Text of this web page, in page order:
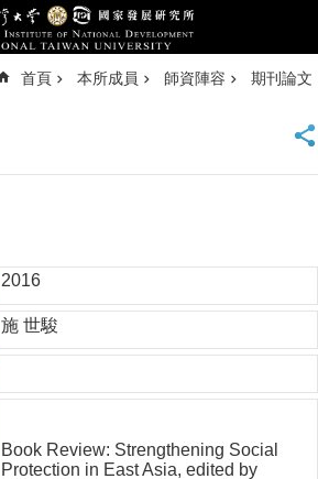
首頁 本所成員 師資陣容 期刊論文
2016
施 世駿
Book Review: Strengthening Social
Protection in East Asia, edited by